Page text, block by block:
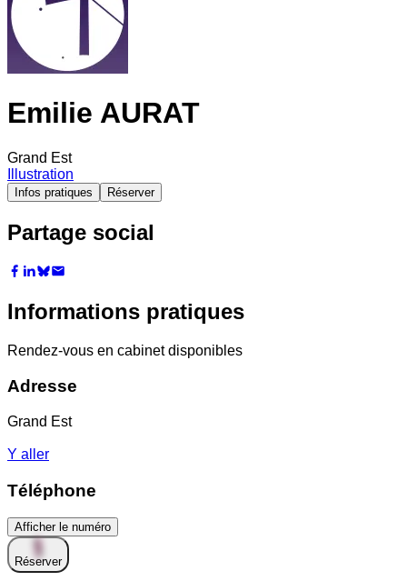
Emilie AURAT
Grand Est
Illustration
Infos pratiques Réserver
Partage social
Informations pratiques
Rendez-vous en cabinet disponibles
Adresse
Grand Est
Y aller
Téléphone
Afficher le numéro
Réserver